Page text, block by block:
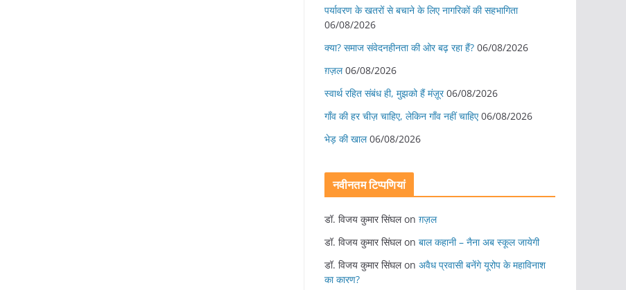
पर्यावरण के खतरों से बचाने के लिए नागरिकों की सहभागिता
06/08/2026
क्या? समाज संवेदनहीनता की ओर बढ़ रहा हैं? 06/08/2026
ग़ज़ल 06/08/2026
स्वार्थ रहित संबंध ही, मुझको हैं मंज़ूर 06/08/2026
गाँव की हर चीज़ चाहिए, लेकिन गाँव नहीं चाहिए 06/08/2026
भेड़ की खाल 06/08/2026
नवीनतम टिप्पणियां
डॉ. विजय कुमार सिंघलon ग़ज़ल
डॉ. विजय कुमार सिंघलon बाल कहानी – नैना अब स्कूल जायेगी
डॉ. विजय कुमार सिंघलon अवैध प्रवासी बनेंगे यूरोप के महाविनाश
का कारण?